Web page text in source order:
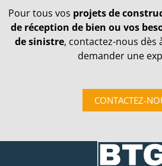
Pour tous vos projets de
de réception de bien ou vos
de sinistre, contactez-nous
demander une
CONTACTEZ-